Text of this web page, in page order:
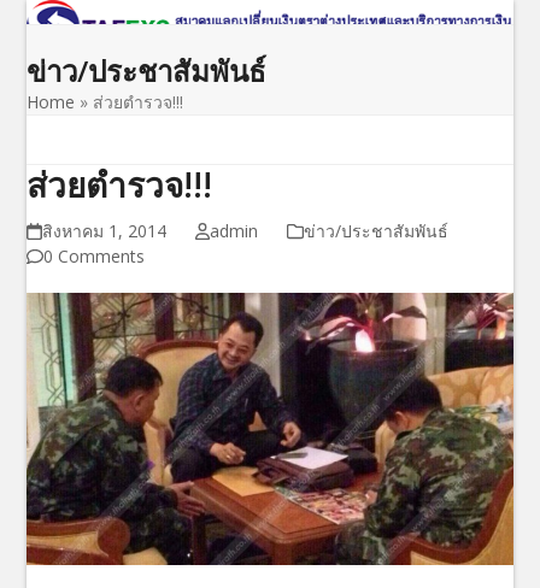
Skip
content
Open
mobile
menu
Close
mobile
menu
ข่าว/ประชาสัมพันธ์
Home » ส่วยตำรวจ!!!
ส่วยตำรวจ!!!
สิงหาคม 1, 2014 admin
ข่าว/ประชาสัมพันธ์
0 Comments